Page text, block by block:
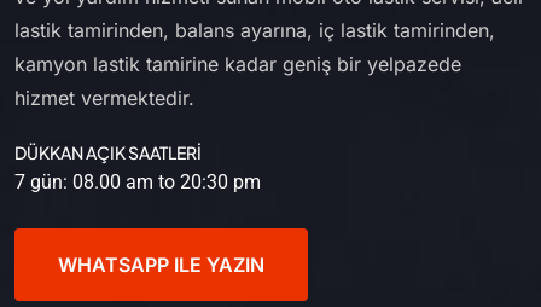
lastik tamirinden, balans ayarına, iç lastik tamirinden,
kamyon lastik tamirine kadar geniş bir yelpazede
hizmet vermektedir.
DÜKKAN AÇIK SAATLERİ
7 gün: 08.00 am to 20:30 pm
WHATSAPP ILE YAZIN